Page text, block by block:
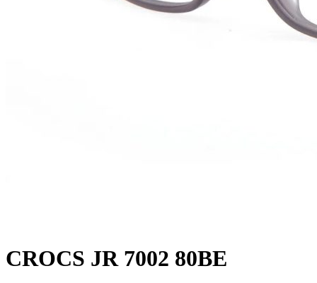
CROCS JR 7002 80BE